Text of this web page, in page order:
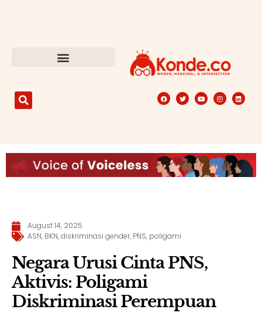
August 14, 2025
ASN, BKN,diskriminasi gender, PNS, poligami
Negara Urusi Cinta PNS,
Aktivis: Poligami
Diskriminasi Perempuan